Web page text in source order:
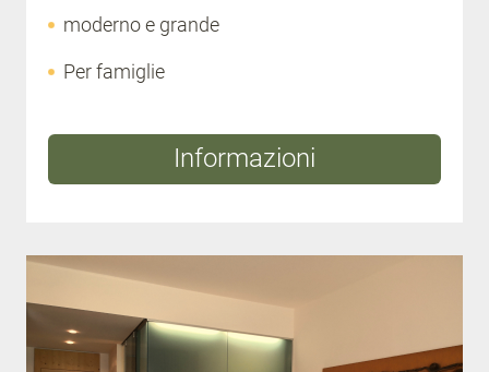
moderno e grande
Per famiglie
Informazioni